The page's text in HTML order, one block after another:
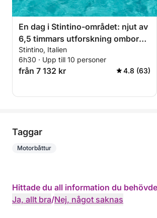
En dag i Stintino-området: njut av
6,5 timmars utforskning ombord
på en 14-meters motorbåt
Stintino, Italien
6h30 · Upp till 10 personer
från 7 132 kr 4.8 (63)
Taggar
Motorbåttur
Hittade du all information du
Ja, allt bra/Nej, något saknas